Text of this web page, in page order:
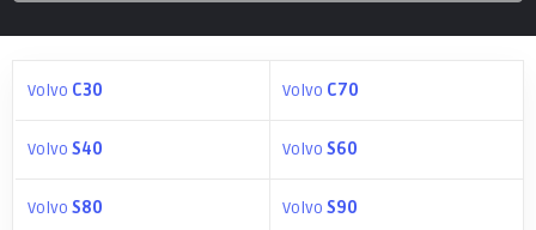
Volvo C30 Volvo C70
Volvo S40 Volvo S60
Volvo S80 Volvo S90